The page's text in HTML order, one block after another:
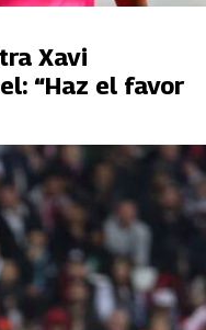
Xavi
“Haz el favor